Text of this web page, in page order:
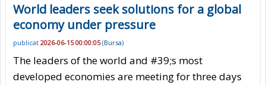
World leaders seek solutions for a global
economy under pressure
publicat 2026-06-15 00:00:05(Bursa)
The leaders of the world and #39;s most
developed economies are meeting for three days